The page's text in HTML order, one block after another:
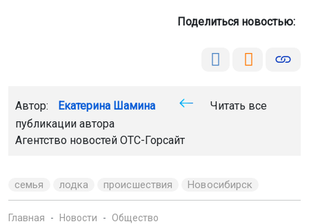
Поделиться новостью:
Автор: Екатерина Шамина
Читать все
публикации автора
Агентство новостей ОТС-Горсайт
семья лодка происшествия Новосибирск
Главная Новости Общество